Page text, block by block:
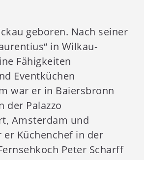
geboren. Nach seiner
in Wilkau-
Fähigkeiten
Eventküchen
war er in Baiersbronn
der Palazzo
Amsterdam und
er Küchenchef in der
Peter Scharff